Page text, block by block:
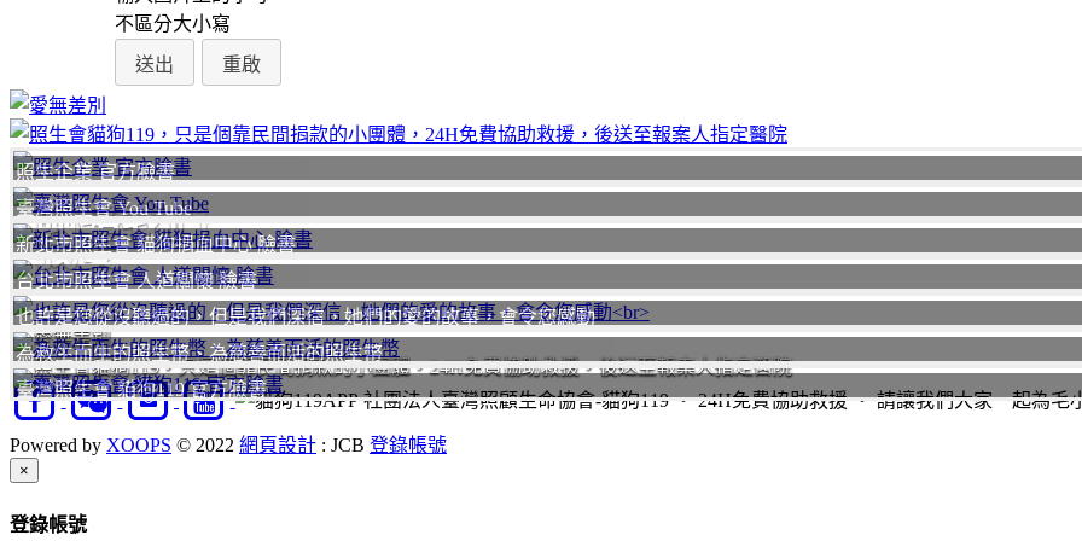
不區分大小寫
聯絡我們
愛無差別
我要
照生會貓狗119，只是個靠民間捐款的小團體，24H免費協助救援，後送至報案人指定醫院
照生企業 官方臉書
臺灣照生會 You Tube
新北市照生會 貓狗捐血中心 臉書
台北市照生會 人道關懷 臉書
也許是您從沒聽過的，但是我們深信，她們的愛的故事，會令您感動
為救生而生的照生幣、為慈善而活的照生幣
臺灣照生會 貓狗119 官方臉書
社團法人臺灣照顧生命協會-貓狗119 ‧ 24H免費協助救援 ‧ 請讓我們大家一起為毛
Powered by XOOPS © 2022 網頁設計 : JCB 登錄帳號
×
登錄帳號